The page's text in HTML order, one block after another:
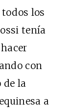
los
tenía
con
de la
a